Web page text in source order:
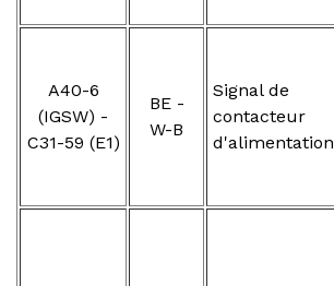
A40-6
(IGSW) -
C31-59 (E1)
BE -
W-B
Signal de
contacteur
d'alimentation